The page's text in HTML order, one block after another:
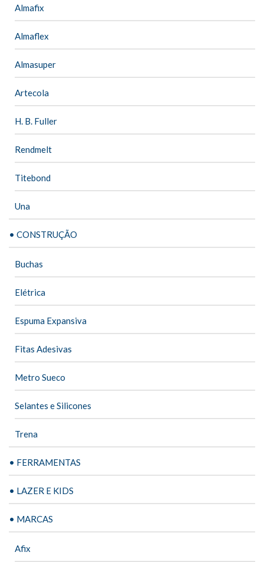
Almafix
Almaflex
Almasuper
Artecola
H. B. Fuller
Rendmelt
Titebond
Una
• CONSTRUÇÃO
Buchas
Elétrica
Espuma Expansiva
Fitas Adesivas
Metro Sueco
Selantes e Silicones
Trena
• FERRAMENTAS
• LAZER E KIDS
• MARCAS
Afix